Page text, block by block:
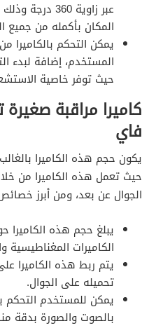
عبر زاوية
المكان بأكمله من جميع
يمكن التحكم بالكاميرا
المستخدم، إضافة لبدء
حيث توفر خاصية
كاميرا مراقبة
فاي
يكون حجم هذه الكاميرا
حيث تعمل هذه الكاميرا من
الجوال عن بعد، ومن أبرز
الكاميرات
يتم ربط هذه الكاميرا
تحميله على الجوال.
يمكن للمستخدم التحكم
بالصوت والصورة بدقة